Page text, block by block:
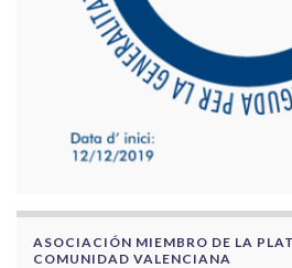
ASOCIACIÓN MIEMBRO DE LA
COMUNIDAD VALENCIANA